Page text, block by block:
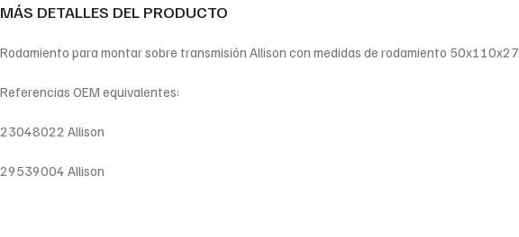
MÁS DETALLES DEL PRODUCTO
Rodamiento para montar sobre transmisión Allison con medidas de rodamiento 50x110x27
Referencias OEM equivalentes:
23048022 Allison
29539004 Allison